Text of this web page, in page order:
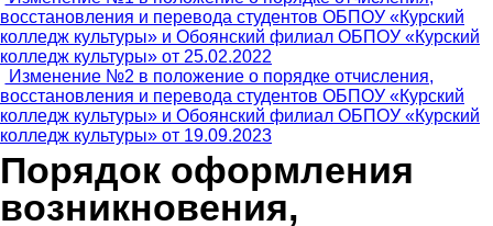
восстановления и перевода студентов ОБПОУ «Курский
колледж культуры» и Обоянский филиал ОБПОУ «Курский
колледж культуры» от 25.02.2022
Изменение №2 в положение о порядке отчисления,
восстановления и перевода студентов ОБПОУ «Курский
колледж культуры» и Обоянский филиал ОБПОУ «Курский
колледж культуры» от 19.09.2023
Порядок оформления
возникновения,